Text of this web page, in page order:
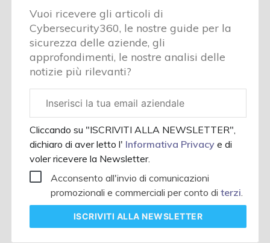
Vuoi ricevere gli articoli di
Cybersecurity360, le nostre guide per la
sicurezza delle aziende, gli
approfondimenti, le nostre analisi delle
notizie più rilevanti?
aziendale
Cliccando su "ISCRIVITI ALLA NEWSLETTER",
dichiaro di aver letto l' Informativa Privacye di
voler ricevere la Newsletter.
Acconsento all'invio di comunicazioni
promozionali e commerciali per conto diterzi.
ISCRIVITI ALLA NEWSLETTER